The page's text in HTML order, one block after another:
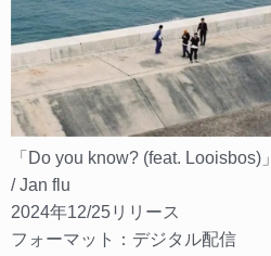
「Do you know? (feat. Looisbos)」
/ Jan flu
2024年12/25リリース
フォーマット：デジタル配信